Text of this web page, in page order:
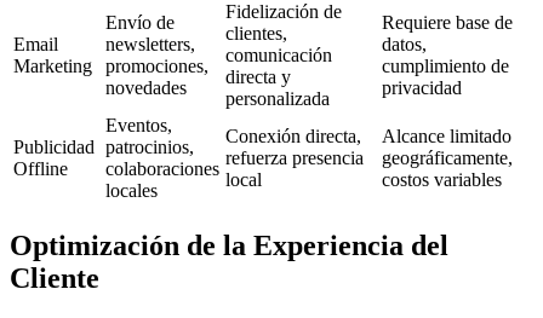
Email
Marketing
Envío de
newsletters,
promociones,
novedades
Fidelización de
clientes,
comunicación
directa y
personalizada
Requiere base de
datos,
cumplimiento de
privacidad
Publicidad
Offline
Eventos,
patrocinios,
colaboraciones
locales
Conexión directa,
refuerza presencia
local
Alcance limitado
geográficamente,
costos variables
Optimización de la Experiencia del
Cliente